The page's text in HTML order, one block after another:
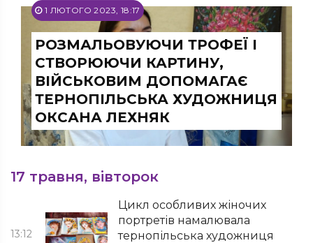
1 ЛЮТОГО 2023, 18:17
РОЗМАЛЬОВУЮЧИ ТРОФЕЇ І
СТВОРЮЮЧИ КАРТИНУ,
ВІЙСЬКОВИМ ДОПОМАГАЄ
ТЕРНОПІЛЬСЬКА ХУДОЖНИЦЯ
ОКСАНА ЛЕХНЯК
17 травня, вівторок
13:12
Цикл особливих жіночих
портретів намалювала
тернопільська художниця